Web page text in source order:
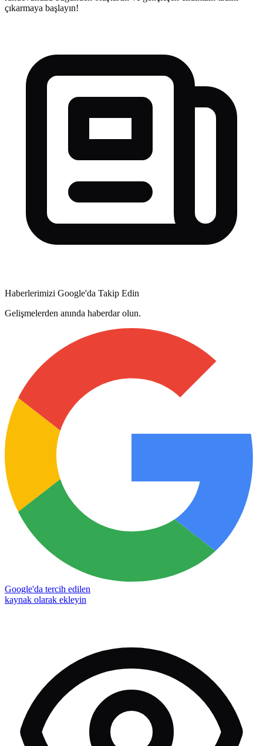
çıkarmaya başlayın!
Haberlerimizi Google'da Takip Edin
Gelişmelerden anında haberdar olun.
Google'da tercih edilen
kaynak olarak ekleyin